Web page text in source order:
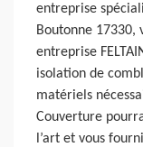
entreprise
Boutonne 17330,
entreprise
isolation de
matériels
Couverture
l’art et vous